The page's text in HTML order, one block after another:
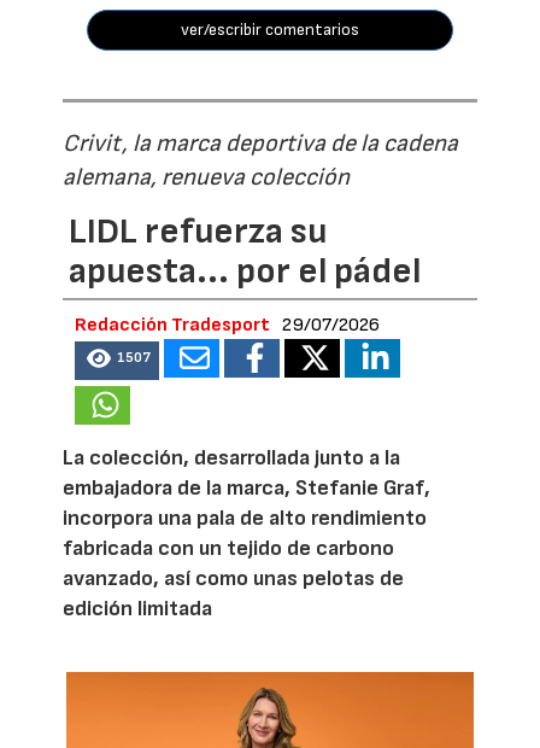
ver/escribir comentarios
Crivit, la marca deportiva de la cadena
alemana, renueva colección
LIDL refuerza su
apuesta... por el pádel
Redacción Tradesport 29/07/2026
1507
La colección, desarrollada junto a la
embajadora de la marca, Stefanie Graf,
incorpora una pala de alto rendimiento
fabricada con un tejido de carbono
avanzado, así como unas pelotas de
edición limitada